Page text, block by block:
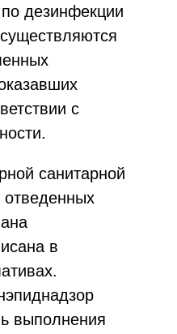
дезинфекции
с
санитарной
в
выполнения